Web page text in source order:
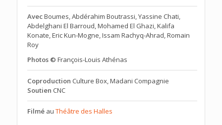
AvecBoumes, Abdérahim Boutrassi, Yassine Chati,
Abdelghani El Barroud, Mohamed El Ghazi, Kalifa
Konate, Eric Kun-Mogne, Issam Rachyq-Ahrad, Romain
Roy
Photos © François-Louis Athénas
Coproduction Culture Box, Madani Compagnie
Soutien CNC
Filméau Théâtre des Halles